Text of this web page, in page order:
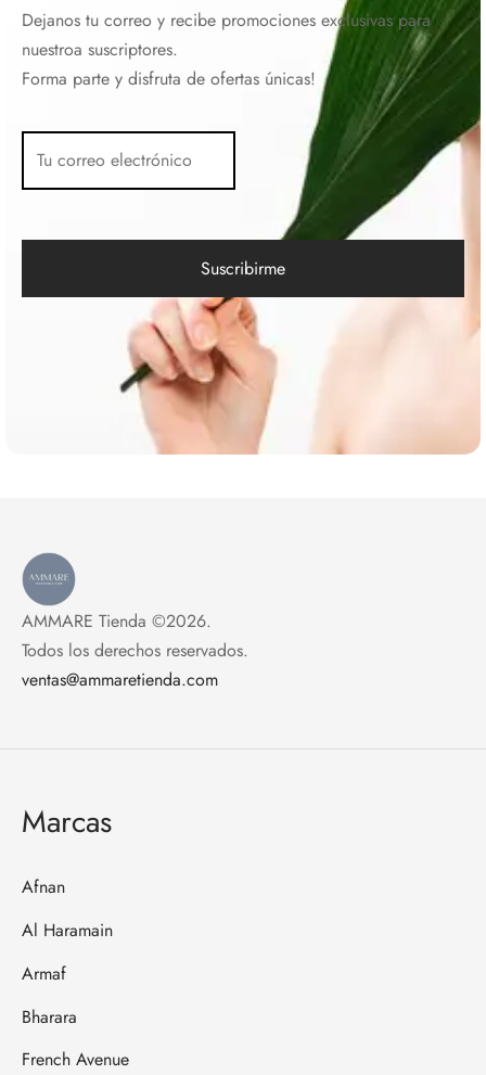
Dejanos tu correo y recibe promociones exclusivas para
nuestroa suscriptores.
Forma parte y disfruta de ofertas únicas!
AMMARE Tienda ©2026.
Todos los derechos reservados.
ventas@ammaretienda.com
Marcas
Afnan
Al Haramain
Armaf
Bharara
French Avenue